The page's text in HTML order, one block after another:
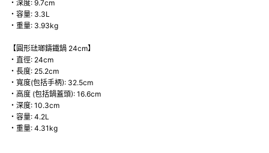
・深度: 9.7cm
・容量: 3.3L
・重量: 3.93kg
【圓形琺瑯鑄鐵鍋 24cm】
・直徑: 24cm
・長度: 25.2cm
・寬度(包括手柄): 32.5cm
・高度 (包括鍋蓋頭): 16.6cm
・深度: 10.3cm
・容量: 4.2L
・重量: 4.31kg